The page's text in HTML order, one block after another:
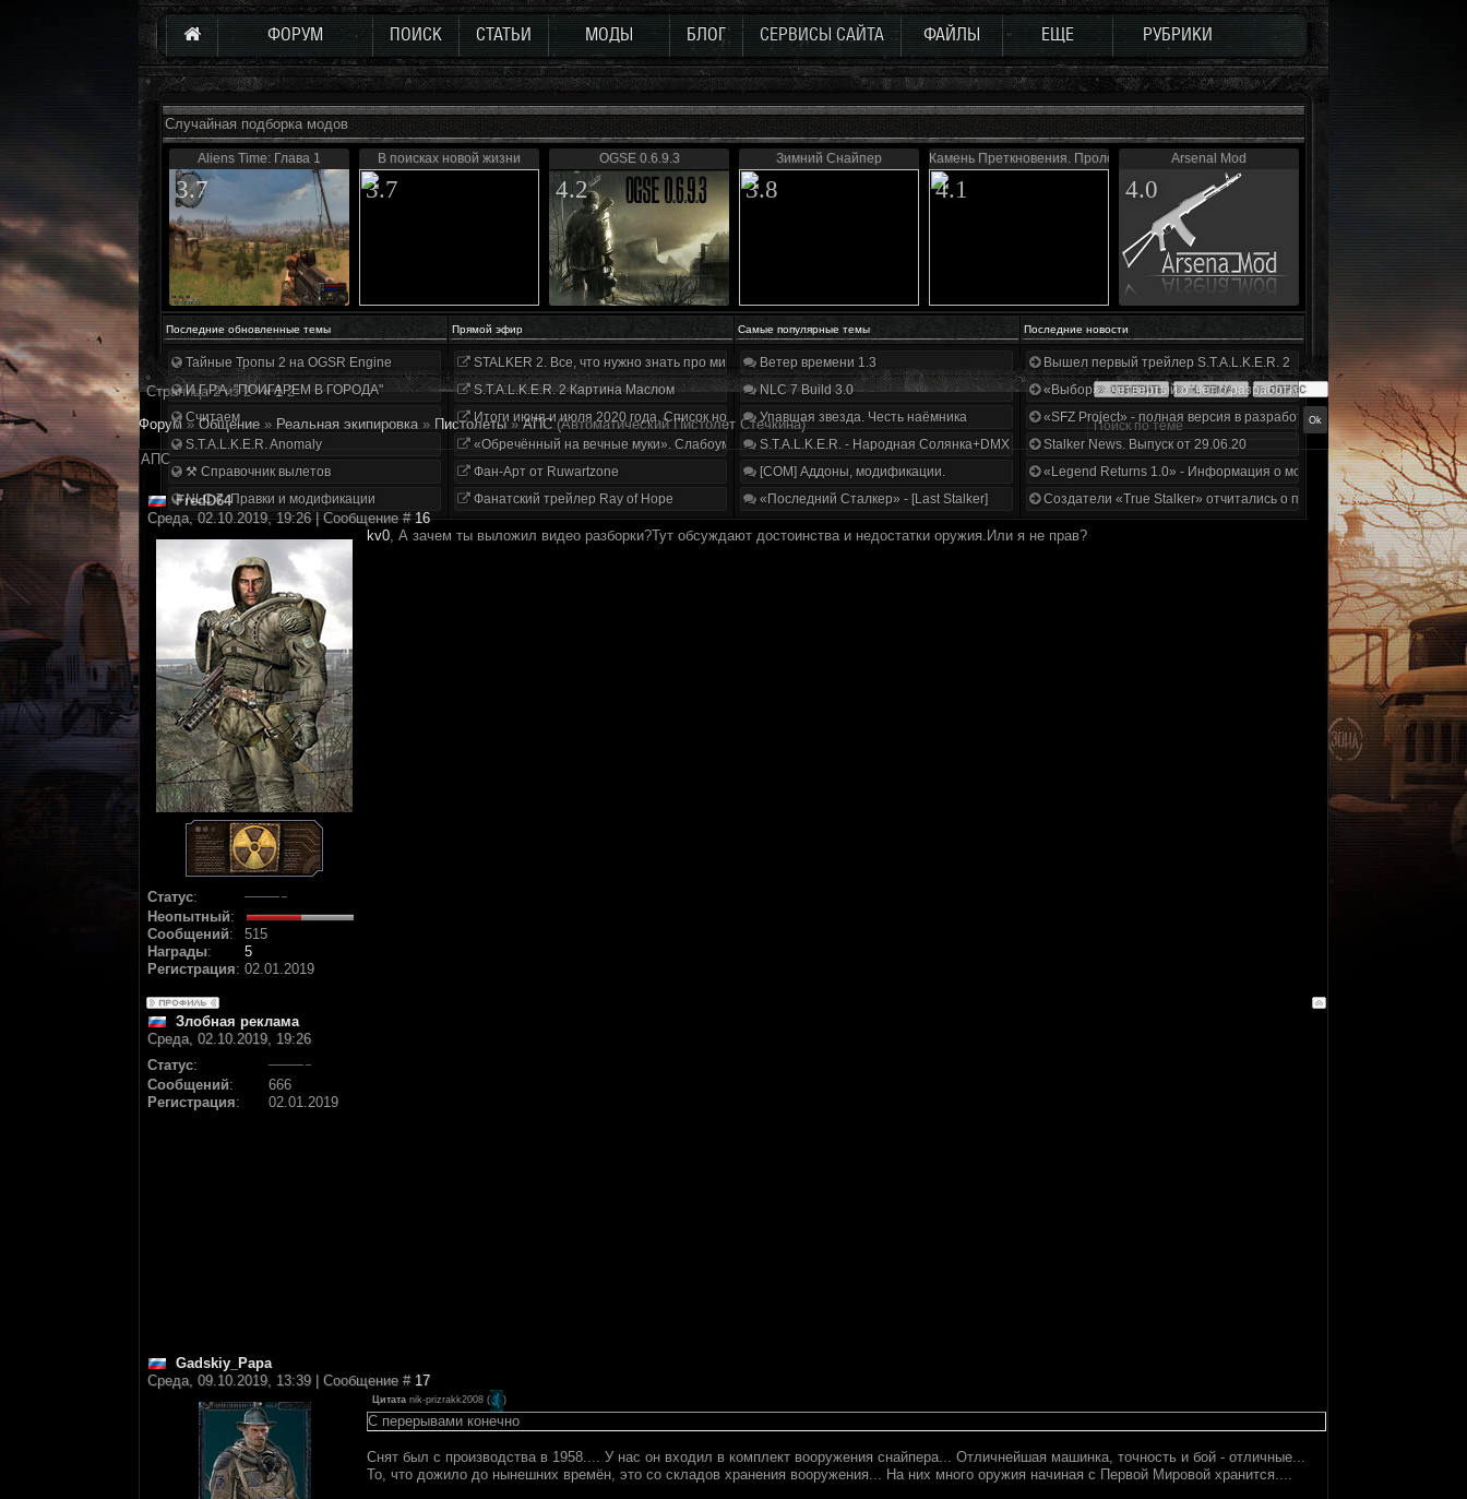
ФОРУМ ПОИСК СТАТЬИ МОДЫ БЛОГ СЕРВИСЫ САЙТА ФАЙЛЫ ЕЩЕ РУБРИКИ
Случайная подборка модов
Aliens Time: Глава 1
3.7
В поисках новой жизни
3.7
OGSE 0.6.9.3
4.2
Зимний Снайпер
3.8
Камень Преткновения. Пролог
4.1
Arsenal Mod
4.0
Последние обновленные темы Прямой эфир Самые популярные темы Последние новости
Тайные Тропы 2 на OGSR Engine
И.Г.Р.А. "ПОИГАРЕМ В ГОРОДА"
Считаем
S.T.A.L.K.E.R. Anomaly
⚒ Справочник вылетов
NLC 7. Правки и модификации
STALKER 2. Все, что нужно знать про мир, геймплей и сюжет | Разбор трейлера
S.T.A.L.K.E.R. 2 Картина Маслом
Итоги июня и июля 2020 года. Список нововведений
«Обречённый на вечные муки». Слабоумие и отвага
Фан-Арт от Ruwartzone
Фанатский трейлер Ray of Hope
Ветер времени 1.3
NLC 7 Build 3.0
Упавшая звезда. Честь наёмника
S.T.A.L.K.E.R. - Народная Солянка+DMX 1.3.5.ООП.МА.К.
[COM] Аддоны, модификации.
«Последний Сталкер» - [Last Stalker]
Вышел первый трейлер S.T.A.L.K.E.R. 2
«Выбор» - четвертый отчет о разработке!
«SFZ Project» - полная версия в разработке!
Stalker News. Выпуск от 29.06.20
«Legend Returns 1.0» - Информация о моде за июнь 2020
Создатели «True Stalker» отчитались о проделанной работе
Страница2из2 « 1 2
Форум » Общение » Реальная экипировка » Пистолеты » АПС (Автоматический Пистолет Стечкина)
АПС
FredD64
Среда, 02.10.2019, 19:26 | Сообщение #16
Статус:
Неопытный:
Сообщений:
515
Награды:
5
Регистрация: 02.01.2019
kv0, А зачем ты выложил видео разборки?Тут обсуждают достоинства и недостатки оружия.Или я не прав?
Злобная реклама
Среда, 02.10.2019, 19:26
Статус:
Сообщений:
666
Регистрация: 02.01.2019
Gadskiy_Papa
Среда, 09.10.2019, 13:39 | Сообщение # 17
Цитата nik-prizrakk2008 ( )
С перерывами конечно
Снят был с производства в 1958.... У нас он входил в комплект вооружения снайпера... Отличнейшая машинка, точность и бой - отличные...
То, что дожило до нынешних времён, это со складов хранения вооружения... На них много оружия начиная с Первой Мировой хранится....